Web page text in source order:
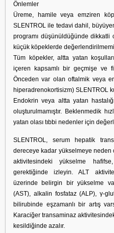
Önlemler
Üreme, hamile veya emziren
SLENTROL ile tedavi dahil,
programı düşünüldüğünde dikkatli
küçük köpeklerde
Tüm köpekler, altta yatan
içeren kapsamlı bir geçmişe ve
Önceden var olan oftalmik veya
hiperadrenokortisizm) SLENTROL
Endokrin veya altta yatan
oluşturulmamıştır. Beklenmedik
yatan olası tıbbi nedenler için
SLENTROL, serum hepatik
dereceye kadar yükselmeye neden
aktivitesindeki yükselme
gerektiğinde izleyin. ALT
üzerinde belirgin bir yükselme
(AST), alkalin fosfataz (ALP), γ-
bilirubinde eşzamanlı bir artış
Karaciğer transaminaz
kesildiğinde azalır.